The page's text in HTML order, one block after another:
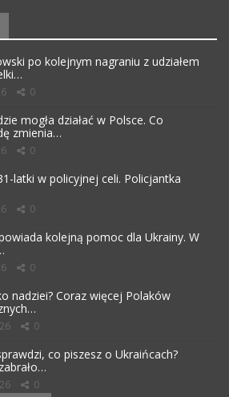
po kolejnym nagraniu z udziałem
0
mogła działać w Polsce. Co
zmienia…
0
latki w policyjnej celi. Policjantka
0
kolejną pomoc dla Ukrainy. W
0
nadziei? Coraz więcej Polaków
0
co piszesz o Ukraińcach?
0